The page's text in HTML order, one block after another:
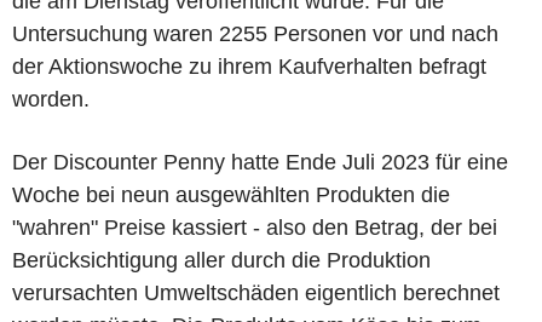
Untersuchung waren 2255 Personen vor und nach
der Aktionswoche zu ihrem Kaufverhalten befragt
worden.
Der Discounter Penny hatte Ende Juli 2023 für eine
Woche bei neun ausgewählten Produkten die
"wahren" Preise kassiert - also den Betrag, der bei
Berücksichtigung aller durch die Produktion
verursachten Umweltschäden eigentlich berechnet